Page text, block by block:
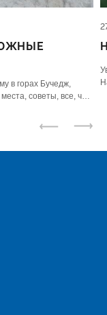
в горах Бучедж,
советы, все, что